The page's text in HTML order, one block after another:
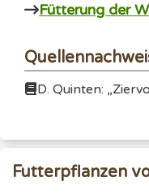
Fütterung der
D. Quinten:
Futterpflanzen